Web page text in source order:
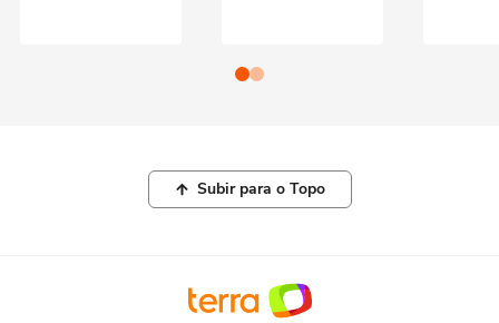
Subir para o Topo